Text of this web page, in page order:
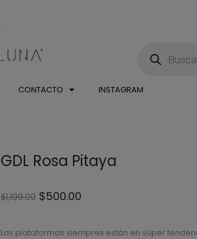
CONTACTO INSTAGRAM
GDL Rosa Pitaya
$1,199.00 $500.00
Las plataformas siempres están en súper